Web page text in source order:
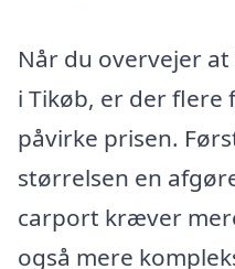
Når du overvejer
i Tikøb, er der flere
påvirke prisen.
størrelsen en
carport kræver
også mere